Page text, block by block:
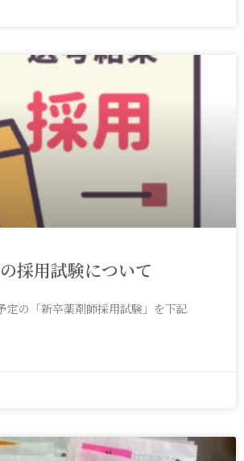
採用試験について
定の「新卒薬剤師採用試験」を下記